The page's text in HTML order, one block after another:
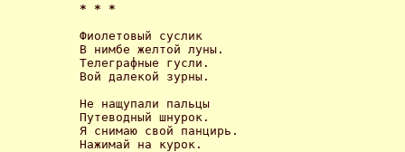
* * *
Фиолетовый суслик
В нимбе желтой луны.
Телеграфные гусли.
Вой далекой зурны.
Не нащупали пальцы
Путеводный шнурок.
Я снимаю свой панцирь.
Нажимай на курок.